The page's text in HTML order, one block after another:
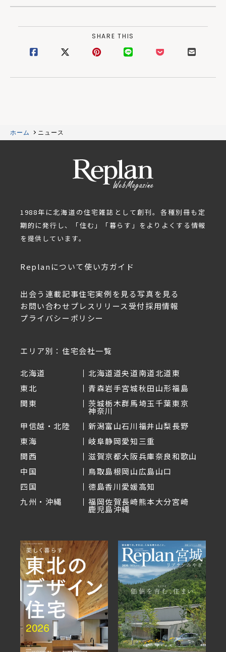
ラボ】オープンハウ
ンハウス】旧居と庭
ム＜須藤建設＞
SHARE THIS
ホーム ニュース
1988年に北海道の住宅雑誌として創刊。各種別冊も定
期的に発行し、「住む」「暮らす」をよりよくする情報
を提供しています。
Replanについて使い方ガイド
出会う 連載記事住宅実例を見る写真を見る
お問い合わせ プレスリリース受付採用情報
プライバシーポリシー
エリア別：住宅会社一覧
北海道 北海道道央道南道北道東
東北
青森岩手宮城秋田山形福島
関東
茨城栃木群馬埼玉千葉東京
神奈川
甲信越・北陸
新潟富山石川福井山梨長野
東海
岐阜静岡愛知三重
関西
滋賀京都大阪兵庫奈良和歌山
中国
鳥取島根岡山広島山口
四国
徳島香川愛媛高知
九州・沖縄
福岡佐賀長崎熊本大分宮崎
鹿児島沖縄